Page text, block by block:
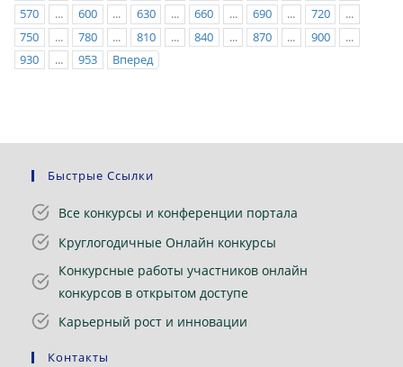
570
... 600 ... 630 ... 660 ... 690 ... 720
...
750
... 780 ... 810 ... 840 ... 870 ... 900
...
930
... 953 Вперед
Быстрые Ссылки
Все конкурсы и конференции портала
Круглогодичные Онлайн конкурсы
Конкурсные работы участников онлайн
конкурсов в открытом доступе
Карьерный рост и инновации
Контакты